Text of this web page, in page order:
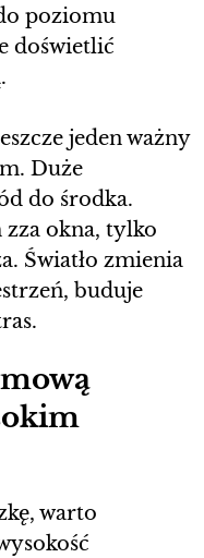
poziomu
doświetlić
jeden ważny
Duże
do środka.
okna, tylko
Światło zmienia
buduje
warto